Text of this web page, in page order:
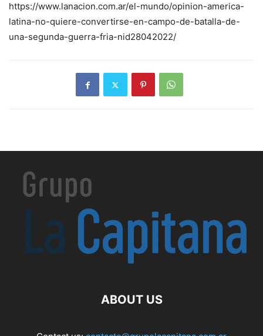
https://www.lanacion.com.ar/el-mundo/opinion-america-
latina-no-quiere-convertirse-en-campo-de-batalla-de-
una-segunda-guerra-fria-nid28042022/
ABOUT US